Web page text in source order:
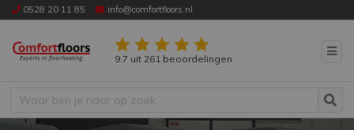
0528 20 11 85 info@comfortfloors.nl
9.7 uit 261 beoordelingen